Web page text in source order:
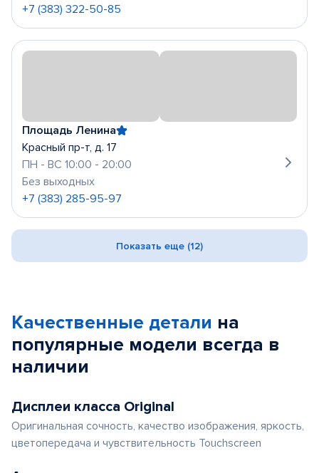
+7 (383) 322-50-85
Площадь Ленина
Красный пр-т, д. 17
ПН - ВС 10:00 - 20:00
Без выходных
+7 (383) 285-95-97
Показать еще (12)
Качественные детали на
популярные модели всегда в
наличии
Дисплеи класса Original
Оригинальная сочность, качество изображения, яркость,
цветопередача и чувствительность Touchscreen